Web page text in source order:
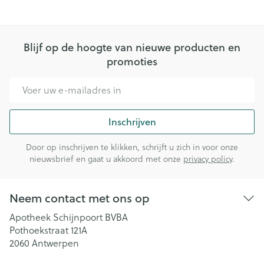
Blijf op de hoogte van nieuwe producten en
promoties
Inschrijven
Door op inschrijven te klikken, schrijft u zich in voor onze
nieuwsbrief en gaat u akkoord met onze privacy policy.
Neem contact met ons op
Apotheek Schijnpoort BVBA
Pothoekstraat 121A
2060 Antwerpen